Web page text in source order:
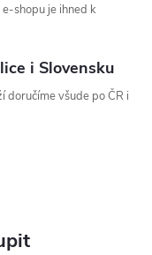
shopu je ihned k
i Slovensku
doručíme všude po ČR i